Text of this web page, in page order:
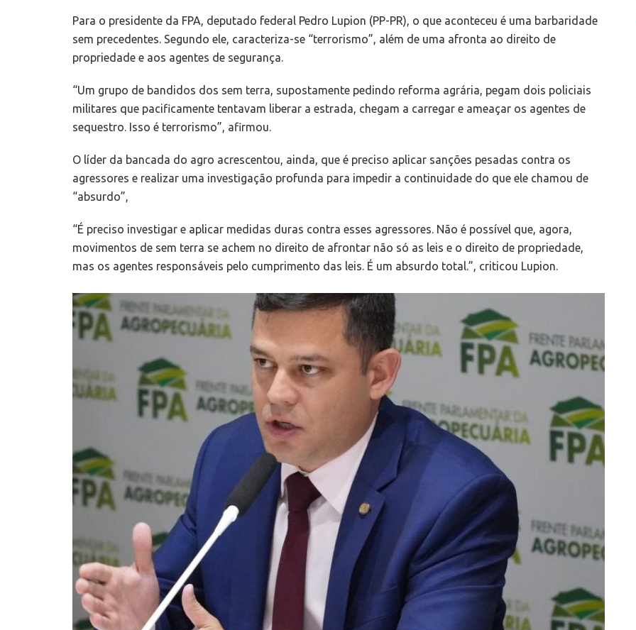
Para o presidente da FPA, deputado federal Pedro Lupion (PP-PR), o que aconteceu é uma barbaridade
sem precedentes. Segundo ele, caracteriza-se “terrorismo”, além de uma afronta ao direito de
propriedade e aos agentes de segurança.
“Um grupo de bandidos dos sem terra, supostamente pedindo reforma agrária, pegam dois policiais
militares que pacificamente tentavam liberar a estrada, chegam a carregar e ameaçar os agentes de
sequestro. Isso é terrorismo”, afirmou.
O líder da bancada do agro acrescentou, ainda, que é preciso aplicar sanções pesadas contra os
agressores e realizar uma investigação profunda para impedir a continuidade do que ele chamou de
“absurdo”,
“É preciso investigar e aplicar medidas duras contra esses agressores. Não é possível que, agora,
movimentos de sem terra se achem no direito de afrontar não só as leis e o direito de propriedade,
mas os agentes responsáveis pelo cumprimento das leis. É um absurdo total.”, criticou Lupion.